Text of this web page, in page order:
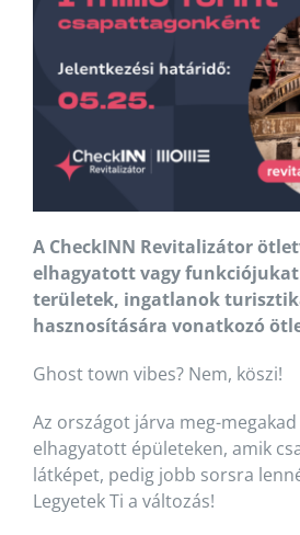
A CheckINN Revitalizátor
elhagyatott vagy
területek, ingatlanok
hasznosítására vonatkozó
Ghost town vibes? Nem, köszi!
Az országot járva meg-
elhagyatott épületeken, amik
látképet, pedig jobb sorsra
Legyetek Ti a változás!